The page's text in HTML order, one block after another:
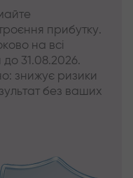
прибутку.
на всі
31.08.2026.
знижує ризики
без ваших